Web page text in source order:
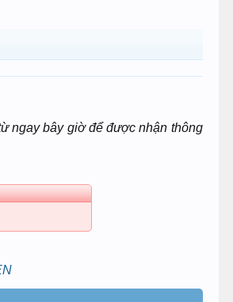
ngay bây giờ để được nhận thông